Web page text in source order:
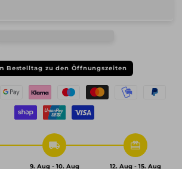
5x108
72,6,
black
Bestelltag zu den Öffnungszeiten
local_shipping
9. Aug - 10. Aug
redeem
12. Aug - 15. Aug